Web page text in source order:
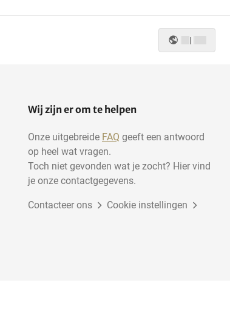
Laboratoriummeubilair
Expendables
|
Wij zijn er om te helpen
Onze uitgebreide FAQ geeft een antwoord
op heel wat vragen.
Toch niet gevonden wat je zocht? Hier vind
je onze contactgegevens.
Contacteer ons Cookie instellingen